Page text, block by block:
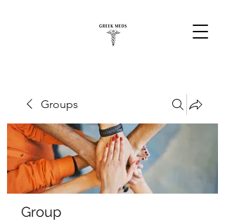
Groups
Group